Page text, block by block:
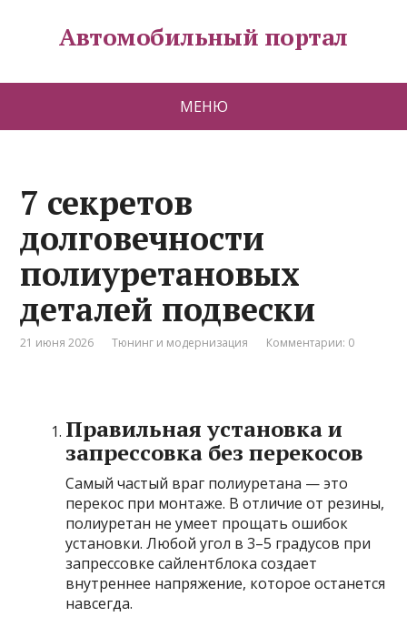
Автомобильный портал
МЕНЮ
7 секретов
долговечности
полиуретановых
деталей подвески
21 июня 2026 Тюнинг и модернизация Комментарии: 0
Правильная установка и
запрессовка без перекосов
Самый частый враг полиуретана — это
перекос при монтаже. В отличие от резины,
полиуретан не умеет прощать ошибок
установки. Любой угол в 3–5 градусов при
запрессовке сайлентблока создает
внутреннее напряжение, которое останется
навсегда.